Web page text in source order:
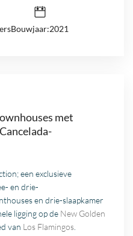
Bouwjaar:2021
met
een exclusieve
en drie-
en drie-slaapkamer
ligging op de New Golden
van Los Flamingos